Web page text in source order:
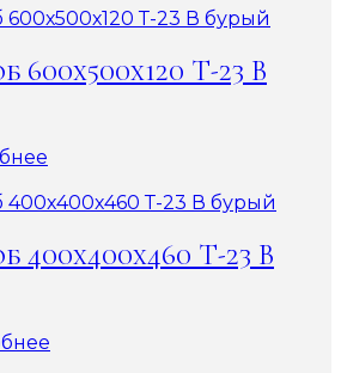
600х500х120 Т-23 В
400х400х460 Т-23 В